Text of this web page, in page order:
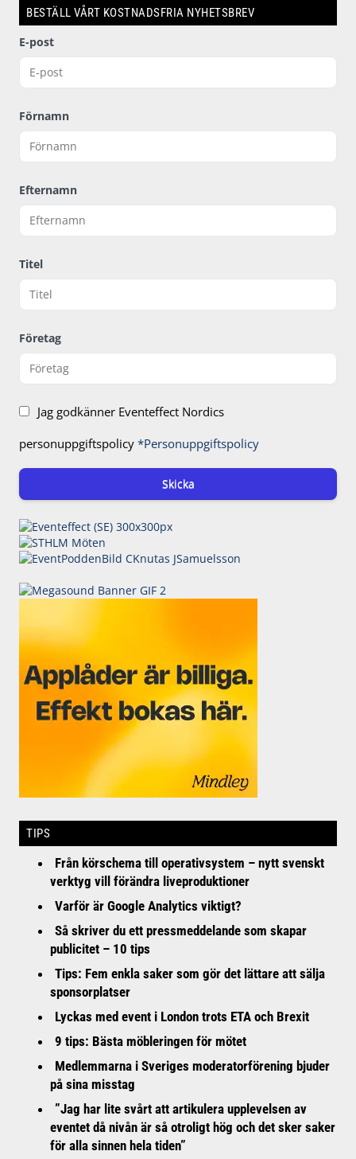
BESTÄLL VÅRT KOSTNADSFRIA NYHETSBREV
E-post
Förnamn
Efternamn
Titel
Företag
Jag godkänner Eventeffect Nordics
personuppgiftspolicy *Personuppgiftspolicy
Skicka
TIPS
Från körschema till operativsystem – nytt svenskt
verktyg vill förändra liveproduktioner
Varför är Google Analytics viktigt?
Så skriver du ett pressmeddelande som skapar
publicitet – 10 tips
Tips: Fem enkla saker som gör det lättare att sälja
sponsorplatser
Lyckas med event i London trots ETA och Brexit
9 tips: Bästa möbleringen för mötet
Medlemmarna i Sveriges moderatorförening bjuder
på sina misstag
”Jag har lite svårt att artikulera upplevelsen av
eventet då nivån är så otroligt hög och det sker saker
för alla sinnen hela tiden”